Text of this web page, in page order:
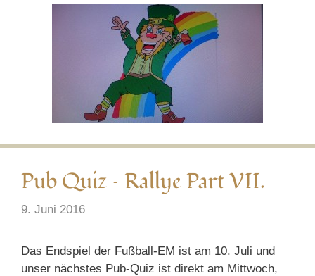
Pub Quiz – Rallye Part VII.
9. Juni 2016
Das Endspiel der Fußball-EM ist am 10. Juli und
unser nächstes Pub-Quiz ist direkt am Mittwoch,